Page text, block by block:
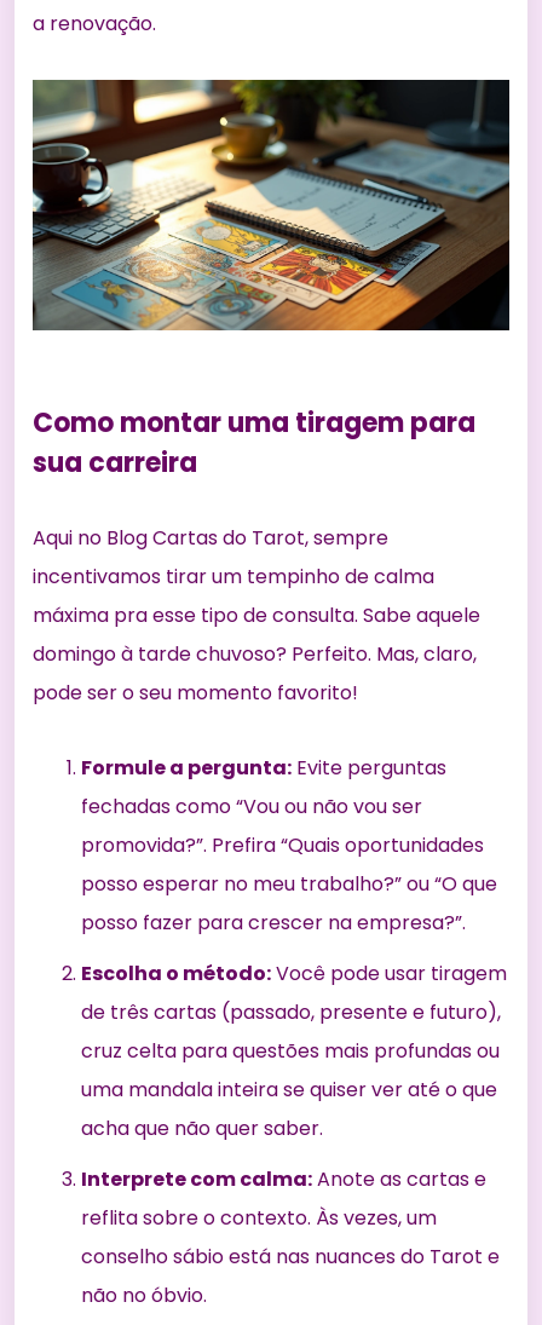
a renovação.
Como montar uma tiragem para
sua carreira
Aqui no Blog Cartas do Tarot, sempre
incentivamos tirar um tempinho de calma
máxima pra esse tipo de consulta. Sabe aquele
domingo à tarde chuvoso? Perfeito. Mas, claro,
pode ser o seu momento favorito!
Formule a pergunta: Evite perguntas
fechadas como “Vou ou não vou ser
promovida?”. Prefira “Quais oportunidades
posso esperar no meu trabalho?” ou “O que
posso fazer para crescer na empresa?”.
Escolha o método:Você pode usar tiragem
de três cartas (passado, presente e futuro),
cruz celta para questões mais profundas ou
uma mandala inteira se quiser ver até o que
acha que não quer saber.
Interprete com calma:Anote as cartas e
reflita sobre o contexto. Às vezes, um
conselho sábio está nas nuances do Tarot e
não no óbvio.